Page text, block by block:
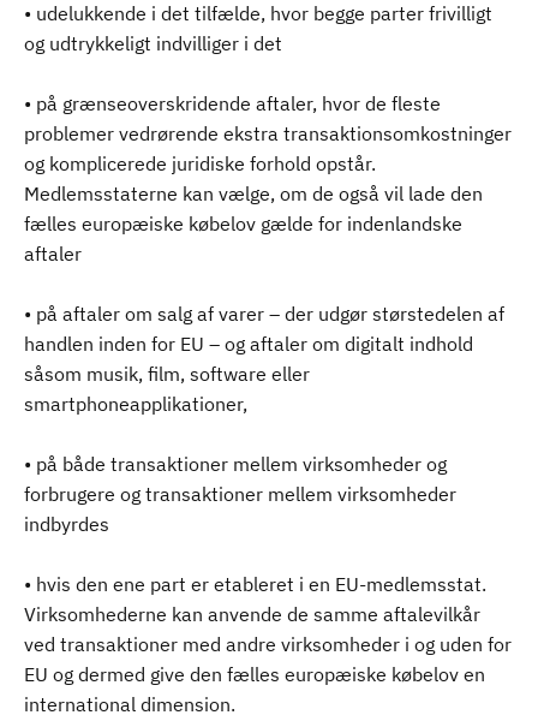
• udelukkende i det tilfælde, hvor begge parter frivilligt
og udtrykkeligt indvilliger i det
• på grænseoverskridende aftaler, hvor de fleste
problemer vedrørende ekstra transaktionsomkostninger
og komplicerede juridiske forhold opstår.
Medlemsstaterne kan vælge, om de også vil lade den
fælles europæiske købelov gælde for indenlandske
aftaler
• på aftaler om salg af varer – der udgør størstedelen af
handlen inden for EU – og aftaler om digitalt indhold
såsom musik, film, software eller
smartphoneapplikationer,
• på både transaktioner mellem virksomheder og
forbrugere og transaktioner mellem virksomheder
indbyrdes
• hvis den ene part er etableret i en EU-medlemsstat.
Virksomhederne kan anvende de samme aftalevilkår
ved transaktioner med andre virksomheder i og uden for
EU og dermed give den fælles europæiske købelov en
international dimension.